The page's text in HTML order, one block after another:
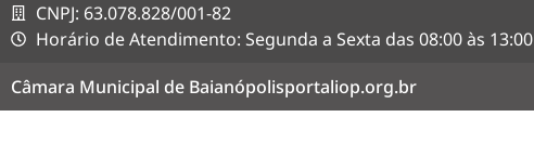
CNPJ: 63.078.828/001-82
Horário de Atendimento: Segunda a Sexta das 08:00 às 13:00
Câmara Municipal de Baianópolisportaliop.org.br